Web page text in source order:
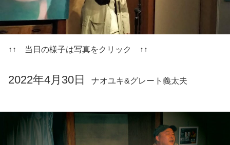
↑↑ 当日の様子は写真をクリック ↑↑
2022年4月30日 ナオユキ&グレート義太夫